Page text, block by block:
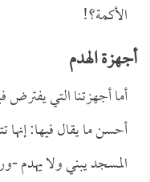
الأكمة؟!
أجهزة الهدم
أما أجهزتنا التي يفترض
أحسن ما يقال فيها:
المسجد يبني ولا يهدم